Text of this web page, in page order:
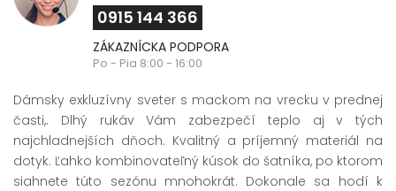
0915 144 366
ZÁKAZNÍCKA PODPORA
Po - Pia 8:00 - 16:00
Dámsky exkluzívny sveter s mackom na vrecku v prednej
časti,. Dlhý rukáv Vám zabezpečí teplo aj v tých
najchladnejších dňoch. Kvalitný a príjemný materiál na
dotyk. Ľahko kombinovateľný kúsok do šatníka, po ktorom
siahnete túto sezónu mnohokrát. Dokonale sa hodí k